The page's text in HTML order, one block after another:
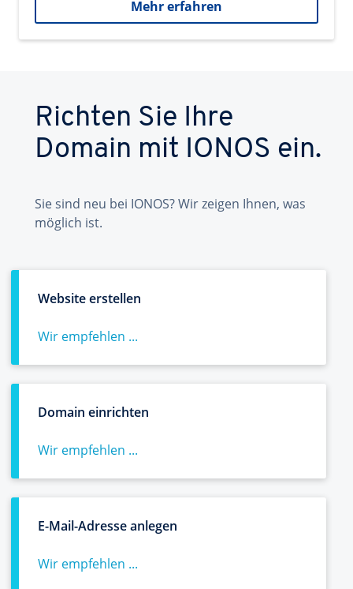
Mehr erfahren
Richten Sie Ihre
Domain mit IONOS ein.
Sie sind neu bei IONOS? Wir zeigen Ihnen, was
möglich ist.
Website erstellen
Wir empfehlen ...
Domain einrichten
Wir empfehlen ...
E-Mail-Adresse anlegen
Wir empfehlen ...